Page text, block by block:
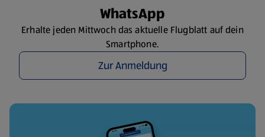
WhatsApp
Erhalte jeden Mittwoch das aktuelle Flugblatt auf dein
Smartphone.
Zur Anmeldung